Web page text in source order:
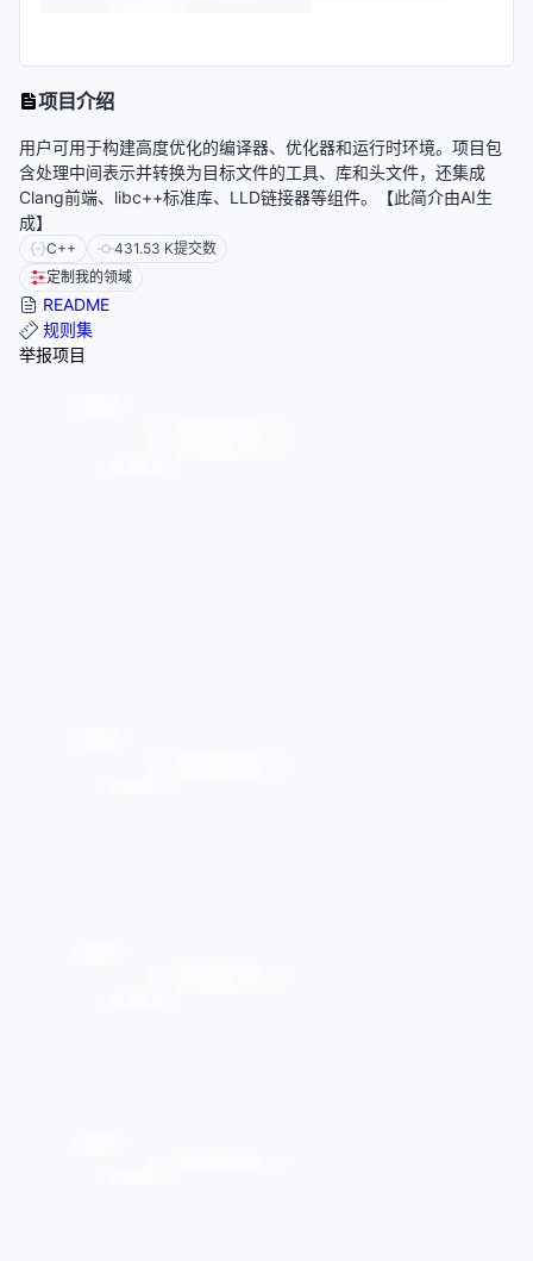
项目介绍
用户可用于构建高度优化的编译器、优化器和运行时环境。项目包
含处理中间表示并转换为目标文件的工具、库和头文件，还集成
Clang前端、libc++标准库、LLD链接器等组件。【此简介由AI生
成】
C++ 431.53 K提交数
定制我的领域
README
规则集
举报项目